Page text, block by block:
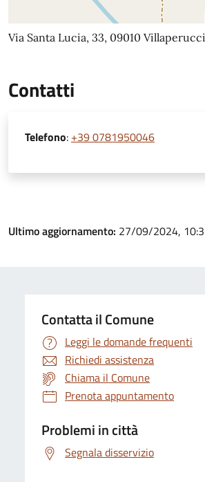
Via Santa Lucia, 33, 09010
Contatti
Telefono: +39 0781950046
Ultimo aggiornamento: 27/09/2024,
Contatta il Comune
Leggi le domande frequenti
Richiedi assistenza
Chiama il Comune
Prenota appuntamento
Problemi in città
Segnala disservizio